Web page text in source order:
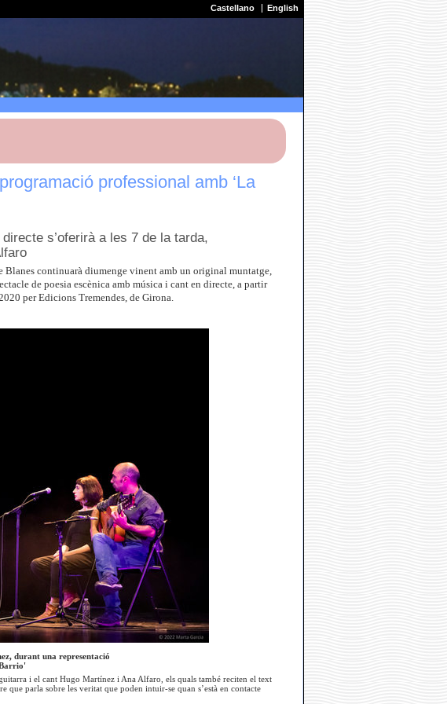
Castellano English
professional amb ‘La
s’oferirà a les 7 de la tarda,
Blanes continuarà diumenge vinent amb un original muntatge,
de poesia escènica amb música i cant en directe, a partir
per Edicions Tremendes, de Girona.
durant una representació
i el cant Hugo Martínez i Ana Alfaro, els quals també reciten el text
parla sobre les veritat que poden intuir-se quan s’està en contacte